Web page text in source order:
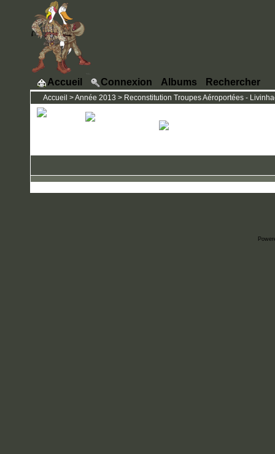
Accueil Connexion Albums Rechercher
Accueil >Année 2013 > Reconstitution Troupes Aéroportées -